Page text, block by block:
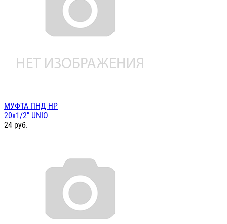
МУФТА ПНД НР
20х1/2" UNIO
24 руб.